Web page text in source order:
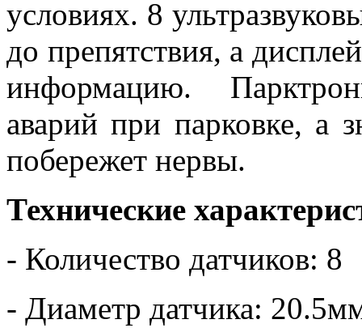
условиях. 8
до препятствия, а
информацию.
аварий при парковке, а
побережет нервы.
Технические
- Количество датчиков: 8
- Диаметр датчика: